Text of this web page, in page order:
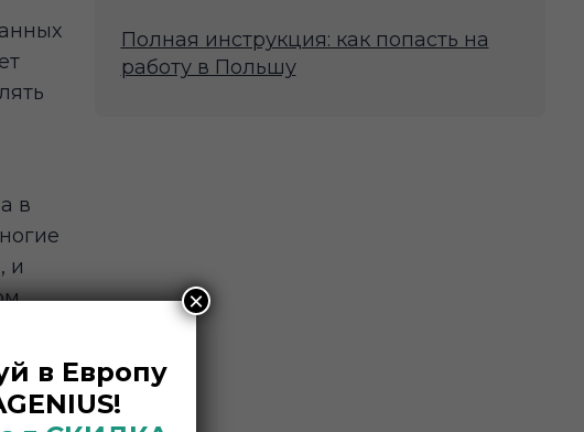
в
и
Полная инструкция: как попасть на
работу в Польшу
в Европу
×